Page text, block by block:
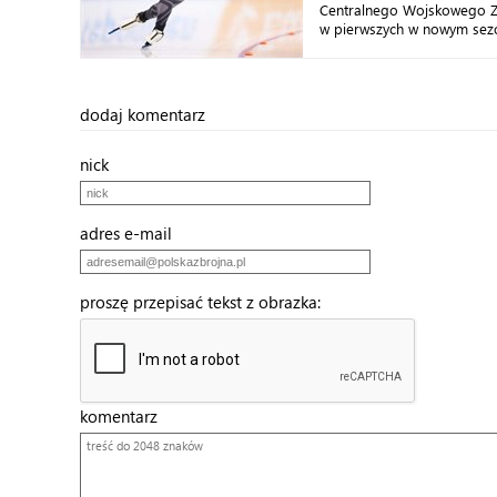
Centralnego Wojskowego
w pierwszych w nowym
dodaj komentarz
nick
adres e-mail
proszę przepisać tekst z obrazka:
komentarz